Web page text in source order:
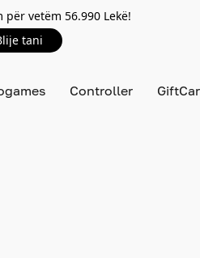
për vetëm 56.990 Lekë!
tani
Controller